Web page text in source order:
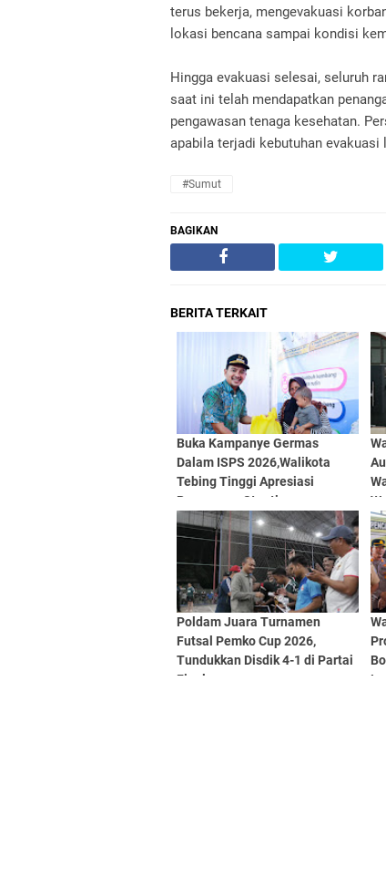
terus bekerja, mengevakuasi
lokasi bencana sampai kondisi
Hingga evakuasi selesai, seluruh
saat ini telah mendapatkan
pengawasan tenaga kesehatan.
apabila terjadi kebutuhan
#Sumut
BAGIKAN
BERITA TERKAIT
Buka Kampanye Germas
Dalam ISPS 2026,Walikota
Tebing Tinggi Apresiasi
Penurunan Stunting
Poldam Juara Turnamen
Futsal Pemko Cup 2026,
Tundukkan Disdik 4-1 di Partai
Final